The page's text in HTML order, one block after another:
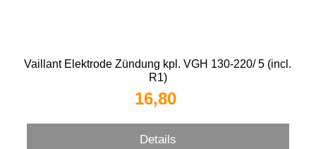
Vaillant Elektrode Zündung kpl. VGH 130-220/ 5 (incl.
R1)
16,80 
Details